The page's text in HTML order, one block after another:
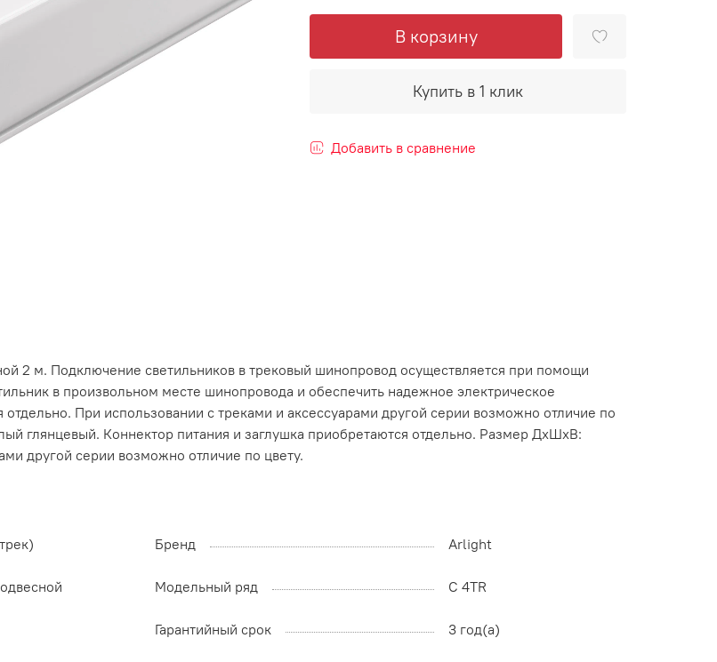
В корзину
Купить в 1 клик
Добавить в сравнение
2 м. Подключение светильников в трековый шинопровод осуществляется при помощи
в произвольном месте шинопровода и обеспечить надежное электрическое
При использовании с треками и аксессуарами другой серии возможно отличие по
глянцевый. Коннектор питания и заглушка приобретаются отдельно. Размер ДxШxВ:
другой серии возможно отличие по цвету.
Бренд Arlight
Модельный ряд C 4TR
Гарантийный срок 3 год(а)